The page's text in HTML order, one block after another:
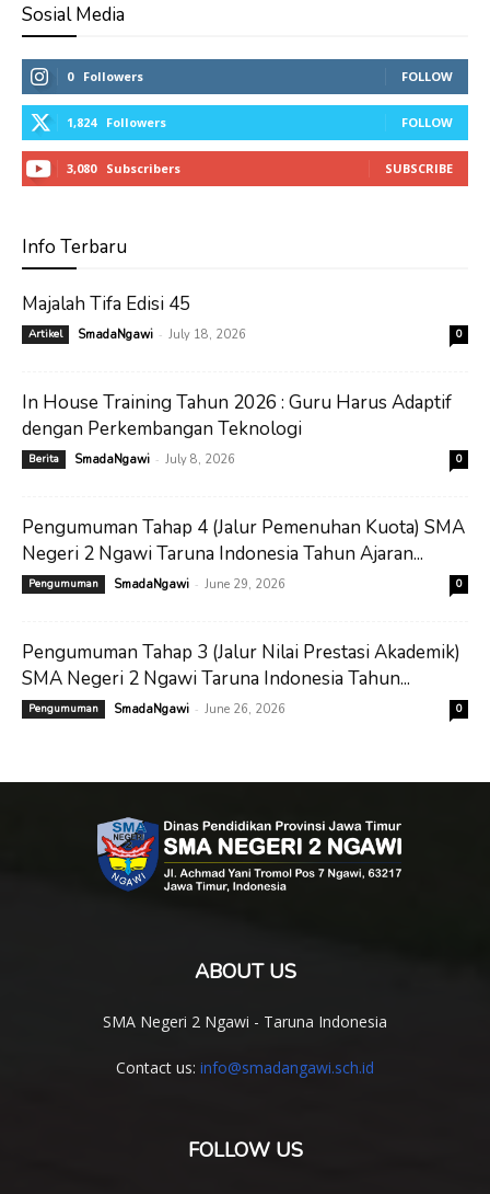
Sosial Media
0 Followers FOLLOW
1,824 Followers FOLLOW
3,080 Subscribers SUBSCRIBE
Info Terbaru
Majalah Tifa Edisi 45
Artikel SmadaNgawi - July 18, 2026 0
In House Training Tahun 2026 : Guru Harus Adaptif
dengan Perkembangan Teknologi
Berita SmadaNgawi - July 8, 2026 0
Pengumuman Tahap 4 (Jalur Pemenuhan Kuota) SMA
Negeri 2 Ngawi Taruna Indonesia Tahun Ajaran...
Pengumuman SmadaNgawi - June 29, 2026 0
Pengumuman Tahap 3 (Jalur Nilai Prestasi Akademik)
SMA Negeri 2 Ngawi Taruna Indonesia Tahun...
Pengumuman SmadaNgawi - June 26, 2026 0
ABOUT US
SMA Negeri 2 Ngawi - Taruna Indonesia
Contact us: info@smadangawi.sch.id
FOLLOW US